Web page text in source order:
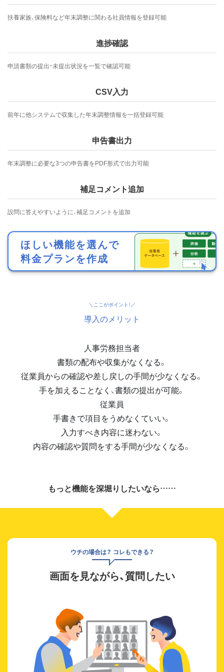
扶養家族、保険料など年末調整に関わる社員情報を登録可能
進捗確認
申請書類の提出・未提出状況を一覧で確認可能
CSV入力
前年に他システムで収集した年末調整情報を一括登録可能
申告書出力
年末調整に必要な3つの申告書をPDF形式で出力可能
補足コメント追加
設問に答えやすいように、補足コメントを追加
ほしい機能を選んで
料金プランを作成
導入のメリット
人事労務担当者
書類の配布や収集がなくなる。
従業員からの確認や差し戻しの手間が少なくなる。
手を加えることなく、書類の提出が可能。
従業員
手書きで項目をうめなくていい。
入力すべき内容に迷わない。
内容の確認や質問をする手間が少なくなる。
もっと機能を深堀りしたいなら……
ウチの場合は？ コレもできる？
画面を見ながら、質問したい